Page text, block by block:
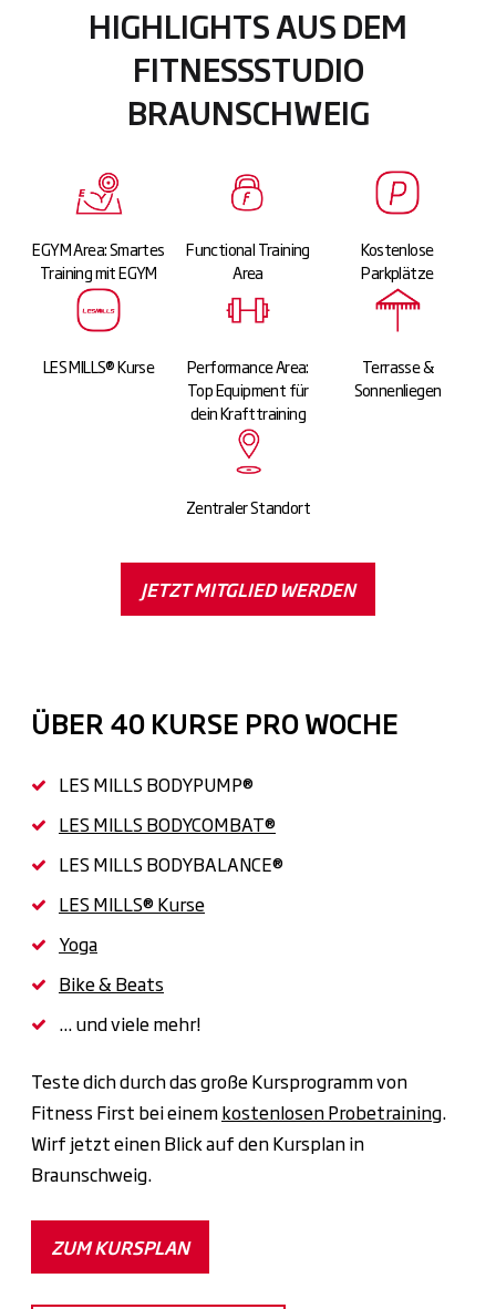
HIGHLIGHTS AUS DEM
FITNESSSTUDIO
BRAUNSCHWEIG
EGYM Area: Smartes
Training mit EGYM
Functional Training
Area
Kostenlose
Parkplätze
LES MILLS® Kurse
Performance Area:
Top Equipment für
dein Krafttraining
Terrasse &
Sonnenliegen
Zentraler Standort
JETZT MITGLIED WERDEN
ÜBER 40 KURSE PRO WOCHE
LES MILLS BODYPUMP®
LES MILLS BODYCOMBAT®
LES MILLS BODYBALANCE®
LES MILLS® Kurse
Yoga
Bike & Beats
... und viele mehr!
Teste dich durch das große Kursprogramm von
Fitness First bei einemkostenlosen Probetraining.
Wirf jetzt einen Blick auf den Kursplan in
Braunschweig.
ZUM KURSPLAN